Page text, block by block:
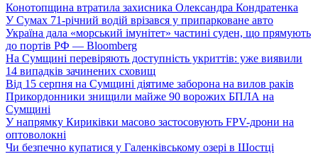
Конотопщина втратила захисника Олександра Кондратенка
У Сумах 71-річний водій врізався у припарковане авто
Україна дала «морський імунітет» частині суден, що прямують
до портів РФ — Bloomberg
На Сумщині перевіряють доступність укриттів: уже виявили
14 випадків зачинених сховищ
Від 15 серпня на Сумщині діятиме заборона на вилов раків
Прикордонники знищили майже 90 ворожих БПЛА на
Сумщині
У напрямку Кириківки масово застосовують FPV-дрони на
оптоволокні
Чи безпечно купатися у Галенківському озері в Шостці